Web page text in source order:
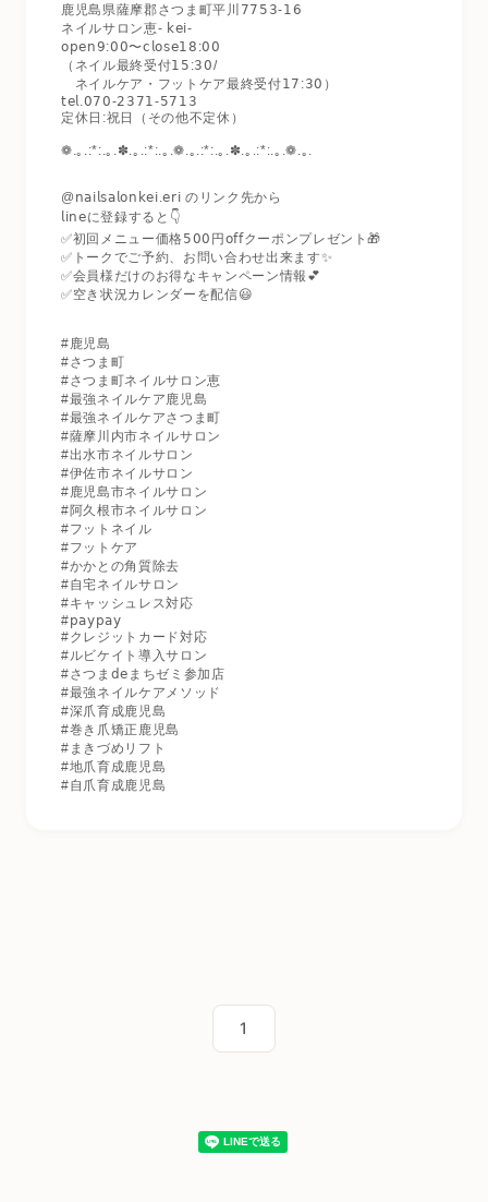
鹿児島県薩摩郡さつま町平川𝟩𝟩𝟧𝟥-𝟣𝟨
ネイルサロン恵- 𝗄𝖾𝗂-
𝗈𝗉𝖾𝗇𝟫:𝟢𝟢〜𝖼𝗅𝗈𝗌𝖾𝟣𝟪:𝟢𝟢
（ネイル最終受付𝟣𝟧:𝟥𝟢/
ネイルケア・フットケア最終受付𝟣𝟩:𝟥𝟢）
𝗍𝖾𝗅.𝟢𝟩𝟢-𝟤𝟥𝟩𝟣-𝟧𝟩𝟣𝟥
定休日:祝日（その他不定休）
❁.｡.:*:.｡.✽.｡.:*:.｡.❁.｡.:*:.｡.✽.｡.:*:.｡.❁.｡.
@𝗇𝖺𝗂𝗅𝗌𝖺𝗅𝗈𝗇𝗄𝖾𝗂.𝖾𝗋𝗂 のリンク先から
𝗅𝗂𝗇𝖾に登録すると👇
✅初回メニュー価格𝟧𝟢𝟢円𝗈𝖿𝖿クーポンプレゼント🎁
✅トークでご予約、お問い合わせ出来ます✨
✅会員様だけのお得なキャンペーン情報💕
✅空き状況カレンダーを配信😃
#鹿児島
#さつま町
#さつま町ネイルサロン恵
#最強ネイルケア鹿児島
#最強ネイルケアさつま町
#薩摩川内市ネイルサロン
#出水市ネイルサロン
#伊佐市ネイルサロン
#鹿児島市ネイルサロン
#阿久根市ネイルサロン
#フットネイル
#フットケア
#かかとの角質除去
#自宅ネイルサロン
#キャッシュレス対応
#𝗉𝖺𝗒𝗉𝖺𝗒
#クレジットカード対応
#ルビケイト導入サロン
#さつま𝖽𝖾まちゼミ参加店
#最強ネイルケアメソッド
#深爪育成鹿児島
#巻き爪矯正鹿児島
#まきづめリフト
#地爪育成鹿児島
#自爪育成鹿児島
1